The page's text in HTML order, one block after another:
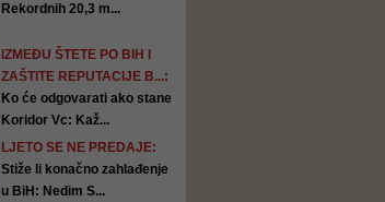
Rekordnih 20,3 m...
IZMEĐU ŠTETE PO BIH I
ZAŠTITE REPUTACIJE B...:
Ko će odgovarati ako stane
Koridor Vc: Kaž...
LJETO SE NE PREDAJE:
Stiže li konačno zahlađenje
u BiH: Nedim S...